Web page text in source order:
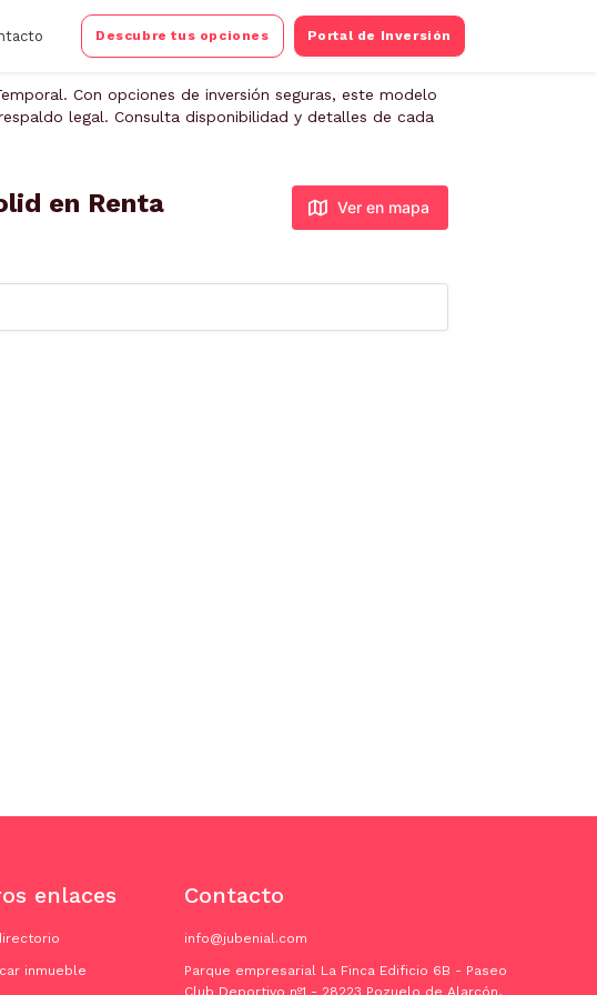
Descubre tus opciones Portal de Inversión
Con opciones de inversión seguras, este modelo
legal. Consulta disponibilidad y detalles de cada
en Renta
Ver en mapa
enlaces
inmueble
Contacto
info@jubenial.com
Parque empresarial La Finca Edificio 6B - Paseo
Club Deportivo nº1 - 28223 Pozuelo de Alarcón,